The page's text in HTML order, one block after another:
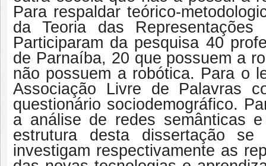
Para respaldar teórico-
da Teoria das
Participaram da pesquisa 40
de Parnaíba, 20 que possuem a
não possuem a robótica. Para o
Associação Livre de Palavras
questionário sociodemográfico.
a análise de redes semânticas
estrutura desta dissertação
investigam respectivamente as